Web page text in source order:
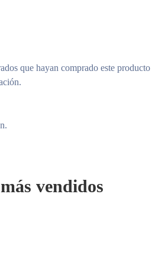
que hayan comprado este producto
vendidos